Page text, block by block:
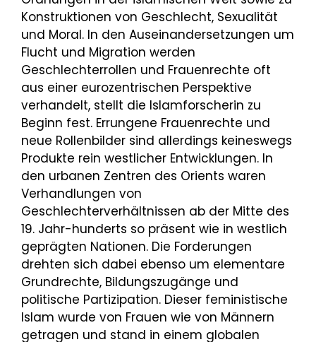
Konstruktionen von Geschlecht, Sexualität
und Moral. In den Auseinandersetzungen um
Flucht und Migration werden
Geschlechterrollen und Frauenrechte oft
aus einer eurozentrischen Perspektive
verhandelt, stellt die Islamforscherin zu
Beginn fest. Errungene Frauenrechte und
neue Rollenbilder sind allerdings keineswegs
Produkte rein westlicher Entwicklungen. In
den urbanen Zentren des Orients waren
Verhandlungen von
Geschlechterverhältnissen ab der Mitte des
19. Jahr-hunderts so präsent wie in westlich
geprägten Nationen. Die Forderungen
drehten sich dabei ebenso um elementare
Grundrechte, Bildungszugänge und
politische Partizipation. Dieser feministische
Islam wurde von Frauen wie von Männern
getragen und stand in einem globalen